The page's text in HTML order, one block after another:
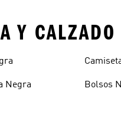
Y CALZADO
Negra Bolsos